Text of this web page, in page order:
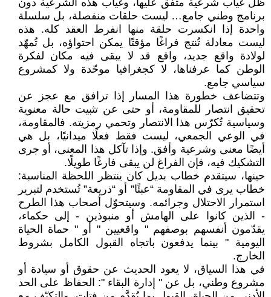
ظل غياب شرعية متفق عليها، وغياب هذه الشرعية دون
برنامج وطني جامع… ليست حلقات منفصلة، بل سلسلة
واحدة إذا انكسرت حلقة منها انفرط العقد كله. هذه
ليست معادلة تُنتج فراغًا مؤقتًا يمكن احتواؤه، بل تُمهّد
لولادة واقع جديد، واقع قد لا يبقى فيه مكان لفكرة
الوطن كما عرفناها، لا كجغرافيا موحّدة ولا كمشروع
سياسي جامع.
وتتضاعف خطورة هذا المسار إذا ترافق مع عجز عن
تحقيق انتصار للمقاومة، أو حتى عن تثبيت حالة معنوية
وسياسية تُكرّس هذا الانتصار وتحمي رمزيته. فالمقاومة،
في الوعي الجمعي، ليست فقط فعلًا ميدانيًا، بل هي
أيضًا معنى وشرعية وأفق. وإذا تآكل هذا المعنى، أو جرى
التشكيك فيه، فإن الفراغ لن يبقى فارغًا طويلًا.
حينها، سيتقدم خطاب بديل كان ينتظر اللحظة المناسبة:
خطاب يرى في المقاومة “عبئًا” أو “ذريعة” تُستخدم لتبرير
استمرار الاحتلال وجرائمه. وسيتحوّل أصحاب هذا الطرح
- الذين كانوا على الهامش أو منبوذين - إلى حكماء،
يقدّمون أنفسهم بوصفهم " واقعيين " أو " حماة الحياة
اليومية " بينما يدفعون باتجاه القبول الكامل بشروط
الخارج.
في هذا السياق، لا يعود الحديث عن حقوق أو سيادة أو
مشروع وطني، بل عن " إدارة البقاء ": الحفاظ على الحد